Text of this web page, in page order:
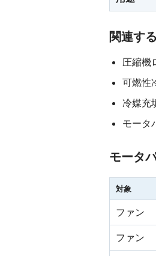
関連す
圧縮機
可燃性
冷媒充
モータ
モータ
対象
ファン
ファン